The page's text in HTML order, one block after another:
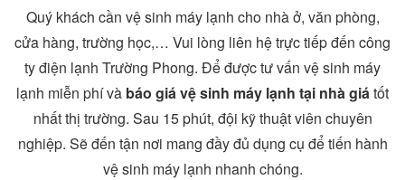
Quý khách cần vệ sinh máy lạnh cho nhà ở, văn phòng,
cửa hàng, trường học,… Vui lòng liên hệ trực tiếp đến công
ty điện lạnh Trường Phong. Để được tư vấn vệ sinh máy
lạnh miễn phí và báo giá vệ sinh máy lạnh tại nhà giá tốt
nhất thị trường. Sau 15 phút, đội kỹ thuật viên chuyên
nghiệp. Sẽ đến tận nơi mang đầy đủ dụng cụ để tiến hành
vệ sinh máy lạnh nhanh chóng.